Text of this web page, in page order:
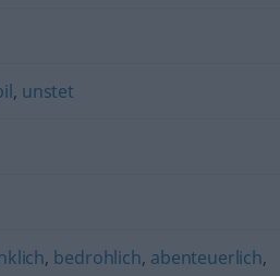
, unstet
, bedrohlich, abenteuerlich,